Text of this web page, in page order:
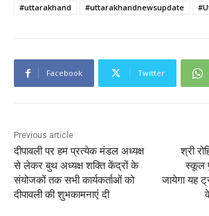
#uttarakhand #uttarakhandnewsupdate
Facebook Twitter
Previous article
दीपावली पर हम प्रत्येक मंडल अध्यक्ष
से लेकर बुथ अध्यक्ष शक्ति केंद्रों के
संयोजकों तक सभी कार्यकर्ताओं को
दीपावली की शुभकामनाएं दी
श्री
स्कूल
जायेगा यह